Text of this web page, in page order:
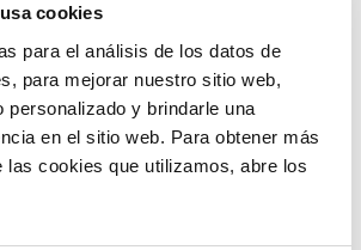
cookies
para el análisis de los datos de
para mejorar nuestro sitio web,
personalizado y brindarle una
en el sitio web. Para obtener más
las cookies que utilizamos, abre los
Beleza
Se não cuidares de ti